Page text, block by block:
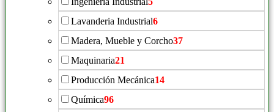
Lavanderia Industrial6
Madera, Mueble y Corcho37
Maquinaria21
Producción Mecánica14
Química96